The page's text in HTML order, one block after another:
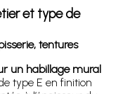
et type de
tentures
un habillage mural
type E en finition